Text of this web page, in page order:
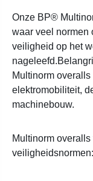
Onze BP®
waar veel normen
veiligheid op het
Multinorm
elektromobiliteit,
machinebouw.
Multinorm
veiligheidsnormen: